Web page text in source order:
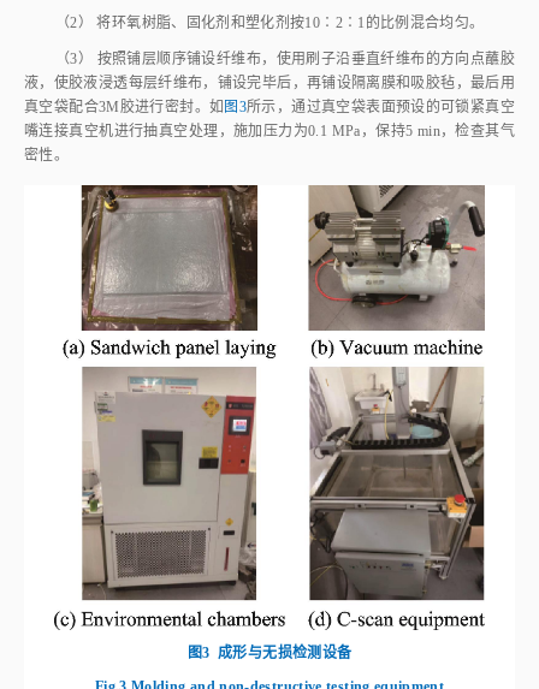
（2） 将环氧树脂、固化剂和塑化剂按10∶2∶1的比例混合均匀。
（3） 按照铺层顺序铺设纤维布，使用刷子沿垂直纤维布的方向点蘸胶
液，使胶液浸透每层纤维布，铺设完毕后，再铺设隔离膜和吸胶毡，最后用
真空袋配合3M胶进行密封。如 图3所示，通过真空袋表面预设的可锁紧真空
嘴连接真空机进行抽真空处理，施加压力为0.1 MPa，保持5 min，检查其气
密性。
图3 成形与无损检测设备